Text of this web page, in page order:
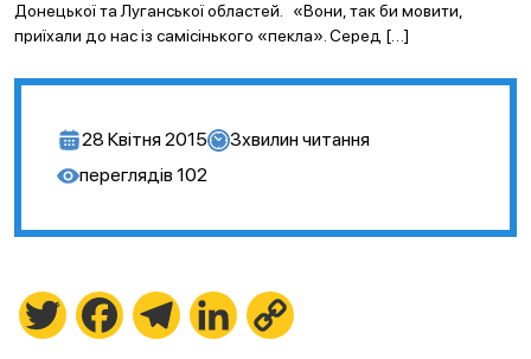
Донецької та Луганської областей. «Вони, так би мовити,
приїхали до нас із самісінького «пекла». Серед […]
28 Квітня 2015 3хвилин читання
переглядів 102
Twitter FacebookTelegramLinkedIn